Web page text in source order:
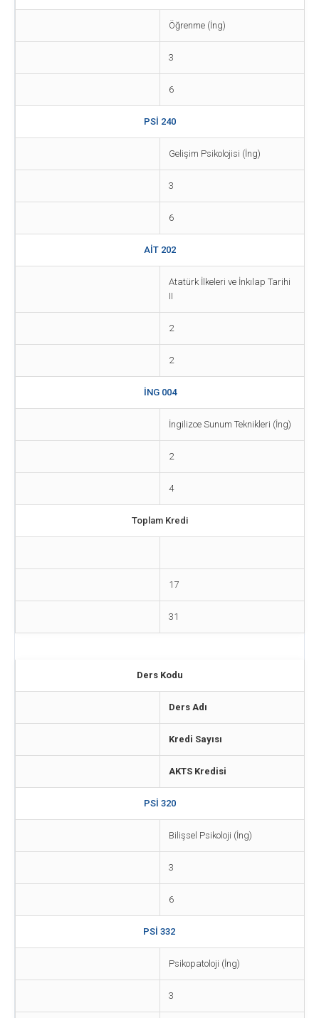
Öğrenme (İng)
3
6
PSİ 240
Gelişim Psikolojisi (İng)
3
6
AİT 202
Atatürk İlkeleri ve İnkılap Tarihi
II
2
2
İNG 004
İngilizce Sunum Teknikleri (İng)
2
4
Toplam Kredi
17
31
Ders Kodu
Ders Adı
Kredi Sayısı
AKTS Kredisi
PSİ 320
Bilişsel Psikoloji (İng)
3
6
PSİ 332
Psikopatoloji (İng)
3